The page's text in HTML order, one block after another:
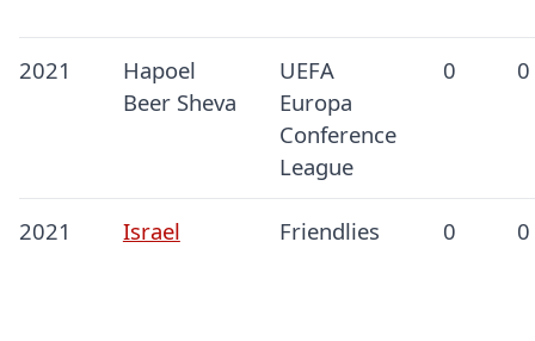
2021
Hapoel
Beer Sheva
UEFA
Europa
Conference
League
0 0
2021 Israel Friendlies 0 0